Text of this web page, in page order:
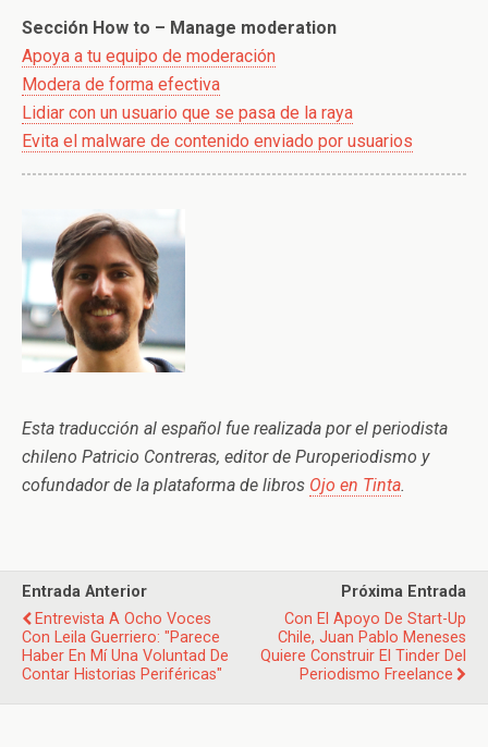
Sección How to – Manage moderation
Apoya a tu equipo de moderación
Modera de forma efectiva
Lidiar con un usuario que se pasa de la raya
Evita el malware de contenido enviado por usuarios
Esta traducción al español fue realizada por el periodista
chileno Patricio Contreras, editor de Puroperiodismo y
cofundador de la plataforma de libros Ojo en Tinta.
Entrada Anterior
Entrevista A Ocho Voces
Con Leila Guerriero: "Parece
Haber En Mí Una Voluntad De
Contar Historias Periféricas"
Próxima Entrada
Con El Apoyo De Start-Up
Chile, Juan Pablo Meneses
Quiere Construir El Tinder Del
Periodismo Freelance